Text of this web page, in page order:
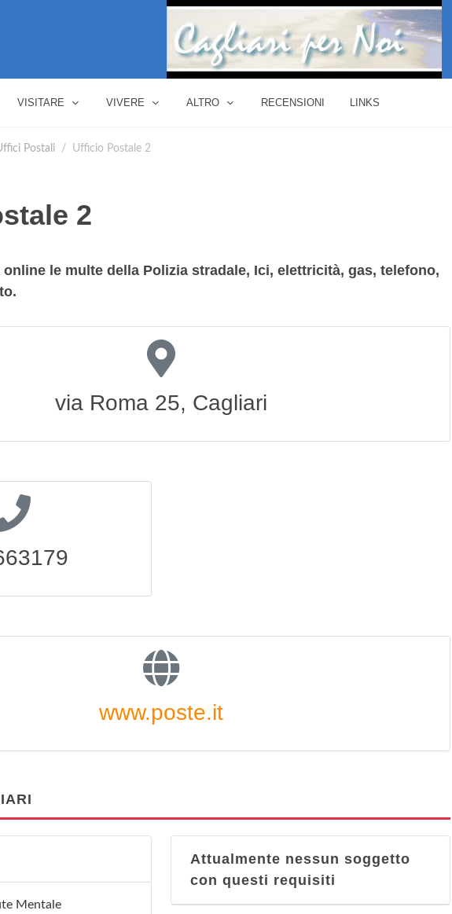
VISITARE VIVERE ALTRO RECENSIONI LINKS
Postali Ufficio Postale 2
2
le multe della Polizia stradale, Ici, elettricità, gas, telefono,
via Roma 25, Cagliari
www.poste.it
Mentale
Attualmente nessun soggetto
con questi requisiti